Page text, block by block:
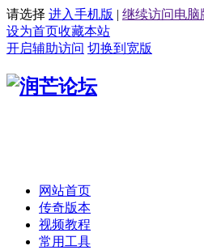
请选择 进入手机版 | 继续访问电脑
设为首页收藏本站
开启辅助访问 切换到宽版
网站首页
传奇版本
视频教程
常用工具